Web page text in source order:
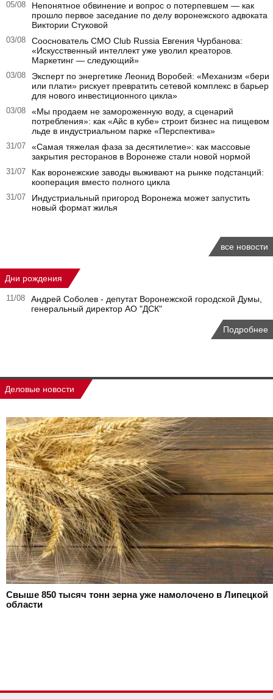
05/08
Непонятное обвинение и вопрос о потерпевшем — как
прошло первое заседание по делу воронежского адвоката
Виктории Стуковой
03/08
Сооснователь CMO Club Russia Евгения Чурбанова:
«Искусственный интеллект уже уволил креаторов.
Маркетинг — следующий»
03/08
Эксперт по энергетике Леонид Воробей: «Механизм «бери
или плати» рискует превратить сетевой комплекс в барьер
для нового инвестиционного цикла»
03/08
«Мы продаем не замороженную воду, а сценарий
потребления»: как «Айс в кубе» строит бизнес на пищевом
льде в индустриальном парке «Перспектива»
31/07
«Самая тяжелая фаза за десятилетие»: как массовые
закрытия ресторанов в Воронеже стали новой нормой
31/07
Как воронежские заводы выживают на рынке подстанций:
кооперация вместо полного цикла
31/07
Индустриальный пригород Воронежа может запустить
новый формат жилья
все новости
Дни рождения
11/08
Андрей Соболев - депутат Воронежской городской Думы,
генеральный директор АО "ДСК"
Подробнее
Деловые новости
Свыше 850 тысяч тонн зерна уже намолочено в Липецкой
области